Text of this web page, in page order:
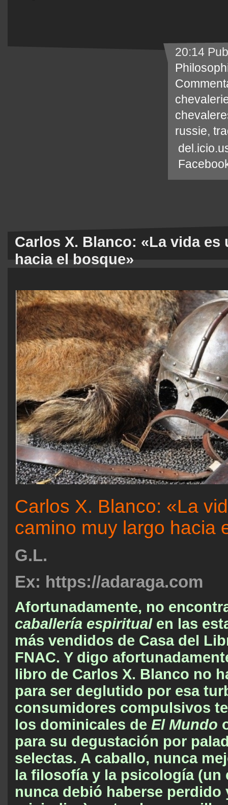
20:14
russie,
Carlos X. Blanco: «La vida
hacia el bosque»
Carlos X. Blanco: «La
camino muy largo hacia
G.L.
Ex: https://adaraga.com
Afortunadamente, no
caballería espiritualen las
más vendidos de Casa del
FNAC. Y digo
libro de Carlos X. Blanco no
para ser deglutido por esa
consumidores compulsivos
los dominicales de El Mundo
para su degustación por
selectas. A caballo, nunca
la filosofía y la psicología (un
nunca debió haberse perdido